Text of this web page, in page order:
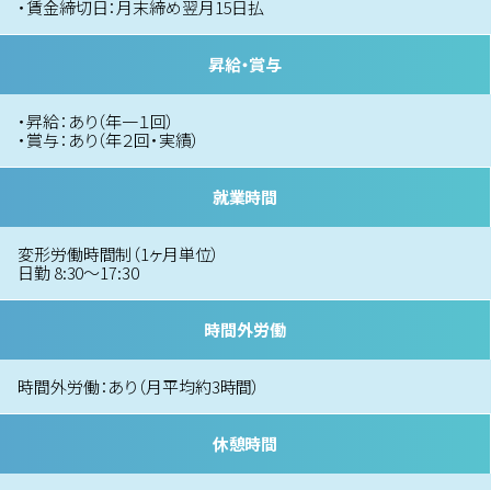
・賃金締切日：月末締め翌月15日払
昇給・賞与
・昇給：あり（年一１回）
・賞与：あり（年２回・実績）
就業時間
変形労働時間制（1ヶ月単位）
日勤 8:30～17:30
時間外労働
時間外労働：あり（月平均約3時間）
休憩時間